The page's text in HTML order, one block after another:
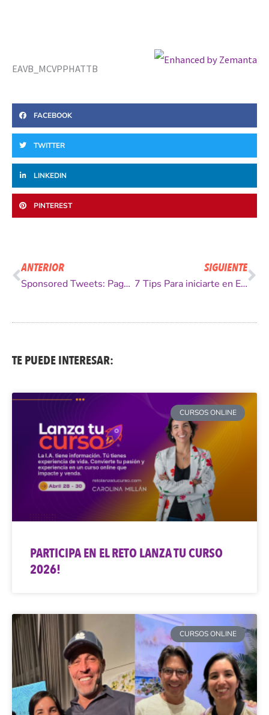
EAVB_MCVPPHATTB
FACEBOOK
TWITTER
LINKEDIN
PINTEREST
ANTERIOR
Sponsored Tweets: Paga y Recibe Dinero por Tus Tweets
SIGUIENTE
7 Tips Para iniciarte en Empire Avenue
TE PUEDE INTERESAR:
CURSOS ONLINE
PARTICIPA EN EL RETO LANZA TU CURSO
2026!
CURSOS ONLINE